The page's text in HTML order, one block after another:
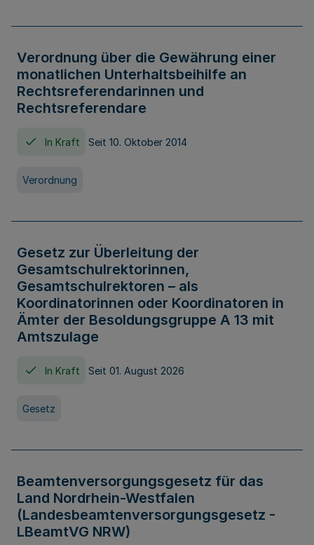
Verordnung über die Gewährung einer
monatlichen Unterhaltsbeihilfe an
Rechtsreferendarinnen und
Rechtsreferendare
In Kraft Seit 10. Oktober 2014
Verordnung
Gesetz zur Überleitung der
Gesamtschulrektorinnen,
Gesamtschulrektoren – als
Koordinatorinnen oder Koordinatoren in
Ämter der Besoldungsgruppe A 13 mit
Amtszulage
In Kraft Seit 01. August 2026
Gesetz
Beamtenversorgungsgesetz für das
Land Nordrhein-Westfalen
(Landesbeamtenversorgungsgesetz -
LBeamtVG NRW)